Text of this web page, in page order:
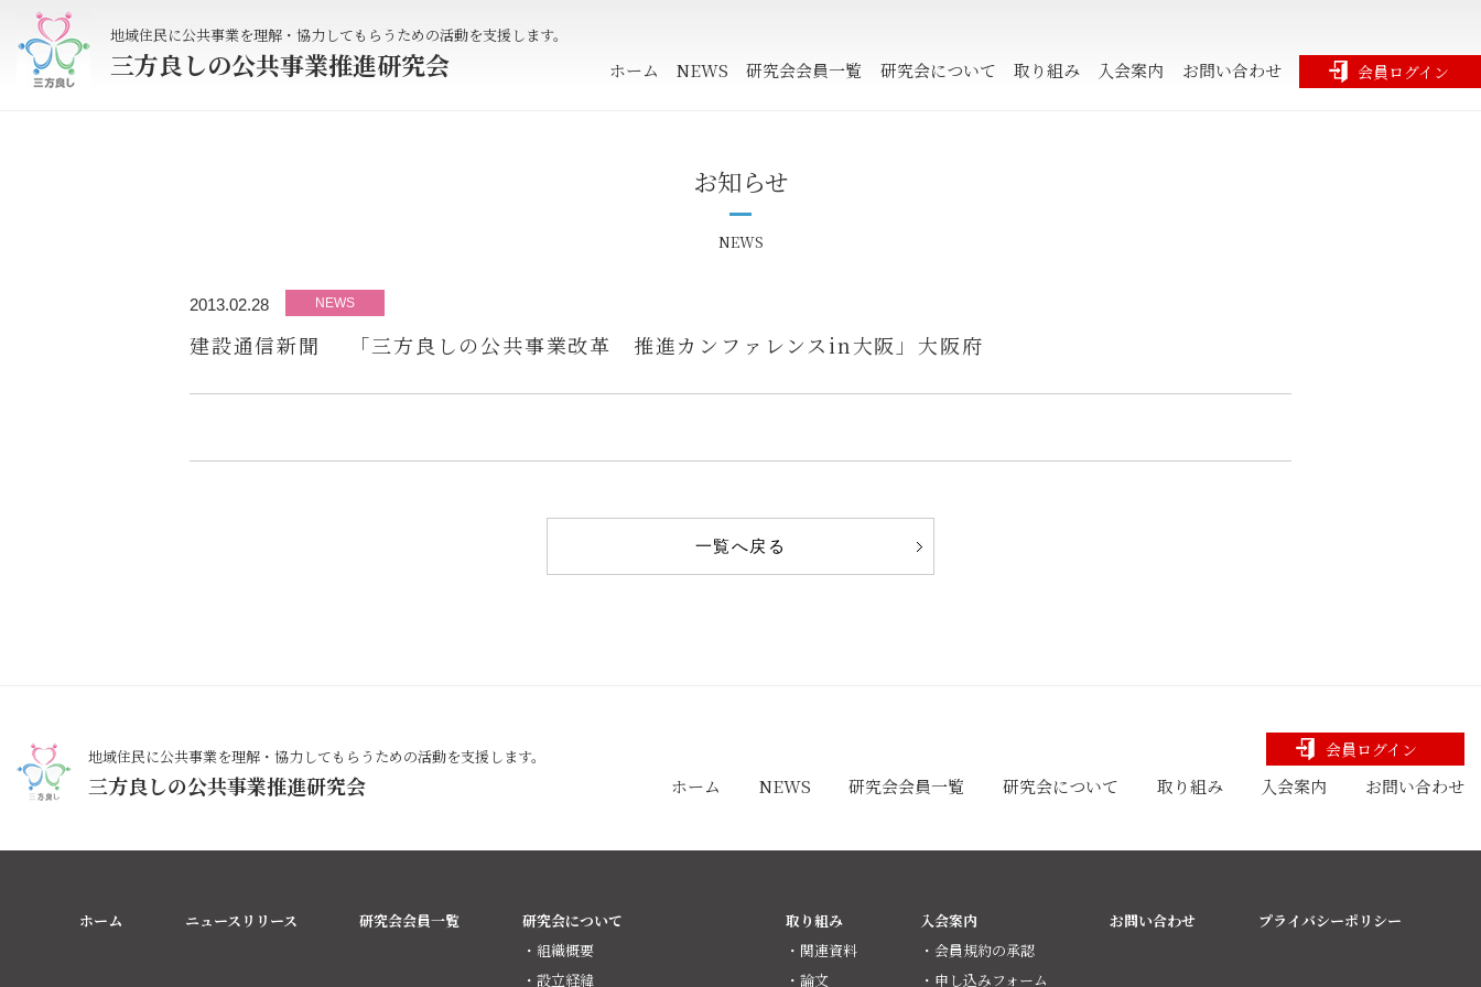
地域住民に公共事業を理解・協力してもらうための活動を支援します。
三方良しの公共事業推進研究会 ホーム NEWS 研究会会員一覧 研究会について 取り組み 入会案内 お問い合わせ 会員ログイン
お知らせ
NEWS
2013.02.28 NEWS
建設通信新聞 「三方良しの公共事業改革 推進カンファレンスin大阪」大阪府
一覧へ戻る
地域住民に公共事業を理解・協力してもらうための活動を支援します。
三方良しの公共事業推進研究会 ホーム NEWS 研究会会員一覧 研究会について 取り組み 入会案内 お問い合わせ
会員ログイン
ホーム ニュースリリース 研究会会員一覧
研究会について
・組織概要
・設立経緯
取り組み
・関連資料
・論文
入会案内
・会員規約の承認
・申し込みフォーム
お問い合わせ プライバシーポリシー